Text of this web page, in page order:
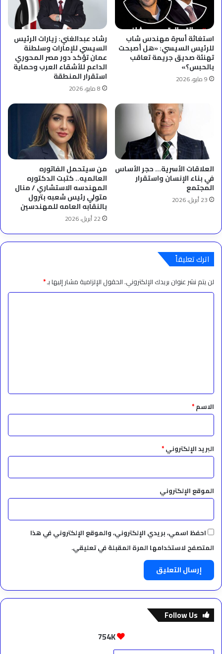
عربية
وباعتماد
رسمي
من
دبي
استغاثة أسرة مهندس شاب
للرئيس السيسي: «هل أصبحت
تهنئة صديق جريمة تعاقب
بالحبس؟»
9 مايو، 2026
رشاد عبدالغني: زيارات الرئيس
السيسي للإمارات وسلطنة
عمان تؤكد دور مصر المحوري
الداعم للأشقاء العرب وحماية
استقرار المنطقة
8 مايو، 2026
العلاقات الأسرية… حجر الأساس
في بناء الإنسان واستقرار
المجتمع
23 أبريل، 2026
من سيتحمل الفاتوره
العالميه.. كتبت الدكتوره
المهندسه الاستشاري / منال
متولي رئيس شعبه بترول
بالنقابه العامه للمهندسين
22 أبريل، 2026
اترك تعليقاً
لن يتم نشر عنوان بريدك الإلكتروني.الحقول الإلزامية مشار إليها بـ*
ق
*الاسم*
البريد الإلكتروني*
الموقع الإلكتروني
احفظ اسمي، بريدي الإلكتروني، والموقع الإلكتروني في هذا
المتصفح لاستخدامها المرة المقبلة في تعليقي.
Follow Us
754K